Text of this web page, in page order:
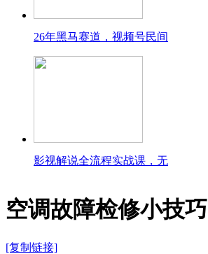
26年黑马赛道，视频号民间
影视解说全流程实战课，无
空调故障检修小技巧
[复制链接]